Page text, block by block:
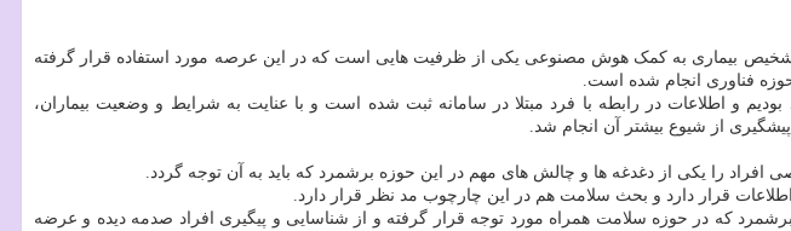
از ظرفیت فضای مجازی و آموزش الکترونیک در مدیریت کووید۱۹، اظهار داشت: تشخیص بیماری به کمک هوش مصنوعی یکی از ظرفیت هایی است که در این عرصه مورد استفاده قرار گرفته
فناوری انجام شده است.
و اطلاعات در رابطه با فرد مبتلا در سامانه ثبت شده است و با عنایت به شرایط و وضعیت بیماران،
از شیوع بیشتر آن انجام شد.
را یکی از دغدغه ها و چالش های مهم در این حوزه برشمرد که باید به آن توجه گردد.
قرار دارد و بحث سلامت هم در این چارچوب مد نظر قرار دارد.
مباحث کنونی برشمرد که در حوزه سلامت همراه مورد توجه قرار گرفته و از شناسایی و پیگیری افراد صدمه دیده و عرضه